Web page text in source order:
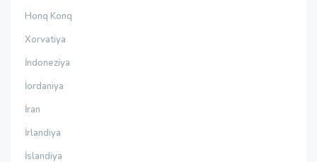
Honq Konq
Xorvatiya
İndoneziya
İordaniya
İran
İrlandiya
İslandiya